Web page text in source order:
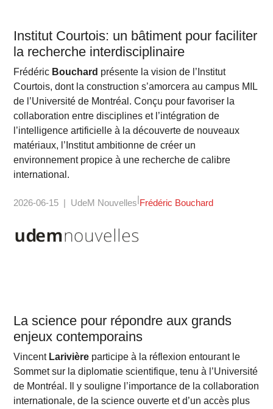
Institut Courtois: un bâtiment pour faciliter
la recherche interdisciplinaire
Frédéric Bouchard présente la vision de l’Institut
Courtois, dont la construction s’amorcera au campus MIL
de l’Université de Montréal. Conçu pour favoriser la
collaboration entre disciplines et l’intégration de
l’intelligence artificielle à la découverte de nouveaux
matériaux, l’Institut ambitionne de créer un
environnement propice à une recherche de calibre
international.
2026-06-15 UdeM Nouvelles Frédéric Bouchard
La science pour répondre aux grands
enjeux contemporains
Vincent Larivière participe à la réflexion entourant le
Sommet sur la diplomatie scientifique, tenu à l’Université
de Montréal. Il y souligne l’importance de la collaboration
internationale, de la science ouverte et d’un accès plus